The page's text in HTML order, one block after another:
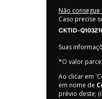
Não
Caso precise
CKTID-
Suas
*O valor
Ao clicar em
em nome de
prévio deste;